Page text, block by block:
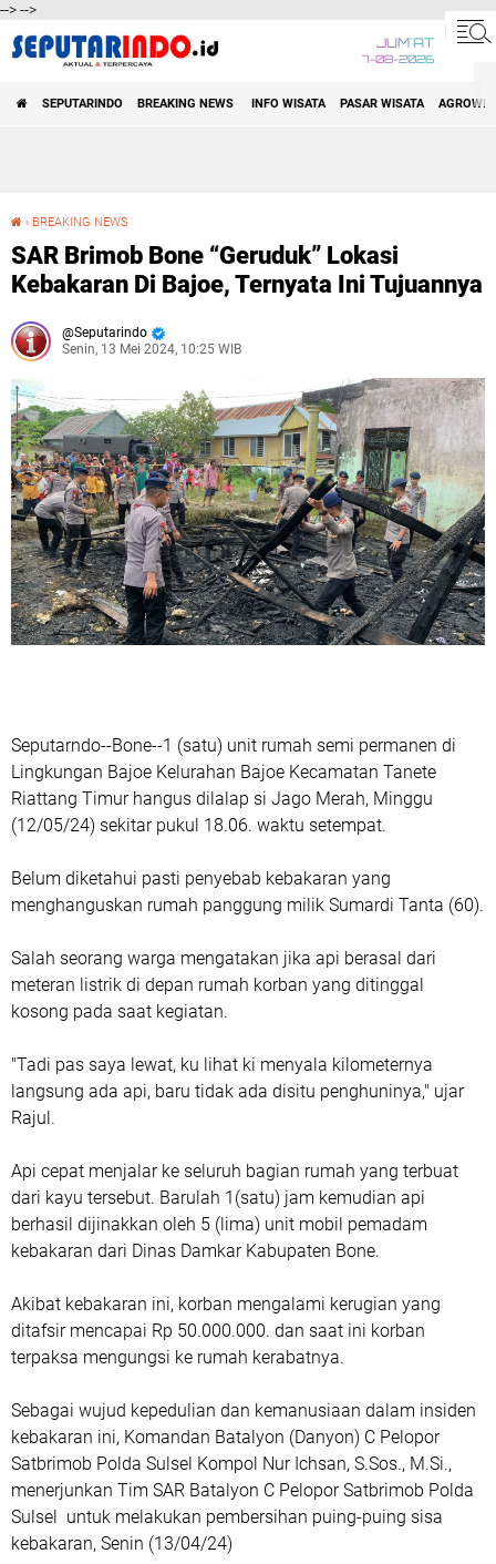
-->-->
TERPERCAYA
JUM'AT
7-08-2026
SEPUTARINDO BREAKING NEWS INFO WISATA PASAR WISATA
› BREAKING NEWS
SAR Brimob Bone “Geruduk” Lokasi
Kebakaran Di Bajoe, Ternyata Ini Tujuannya
Seputarindo
Senin, 13 Mei 2024, 10:25 WIB
Seputarndo--Bone--1 (satu) unit rumah semi permanen di
Lingkungan Bajoe Kelurahan Bajoe Kecamatan Tanete
Riattang Timur hangus dilalap si Jago Merah, Minggu
(12/05/24) sekitar pukul 18.06. waktu setempat.
Belum diketahui pasti penyebab kebakaran yang
menghanguskan rumah panggung milik Sumardi Tanta (60).
Salah seorang warga mengatakan jika api berasal dari
meteran listrik di depan rumah korban yang ditinggal
kosong pada saat kegiatan.
"Tadi pas saya lewat, ku lihat ki menyala kilometernya
langsung ada api, baru tidak ada disitu penghuninya," ujar
Rajul.
Api cepat menjalar ke seluruh bagian rumah yang terbuat
dari kayu tersebut. Barulah 1(satu) jam kemudian api
berhasil dijinakkan oleh 5 (lima) unit mobil pemadam
kebakaran dari Dinas Damkar Kabupaten Bone.
Akibat kebakaran ini, korban mengalami kerugian yang
ditafsir mencapai Rp 50.000.000. dan saat ini korban
terpaksa mengungsi ke rumah kerabatnya.
Sebagai wujud kepedulian dan kemanusiaan dalam insiden
kebakaran ini, Komandan Batalyon (Danyon) C Pelopor
Satbrimob Polda Sulsel Kompol Nur Ichsan, S.Sos., M.Si.,
menerjunkan Tim SAR Batalyon C Pelopor Satbrimob Polda
Sulsel untuk melakukan pembersihan puing-puing sisa
kebakaran, Senin (13/04/24)